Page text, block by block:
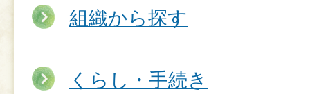
組織から探す
くらし・手続き